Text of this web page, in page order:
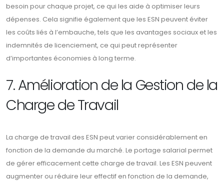
besoin pour chaque projet, ce qui les aide à optimiser leurs
dépenses. Cela signifie également que les ESN peuvent éviter
les coûts liés à l’embauche, tels que les avantages sociaux et les
indemnités de licenciement, ce qui peut représenter
d’importantes économies à long terme.
7. Amélioration de la Gestion de la
Charge de Travail
La charge de travail des ESN peut varier considérablement en
fonction de la demande du marché. Le portage salarial permet
de gérer efficacement cette charge de travail. Les ESN peuvent
augmenter ou réduire leur effectif en fonction de la demande,